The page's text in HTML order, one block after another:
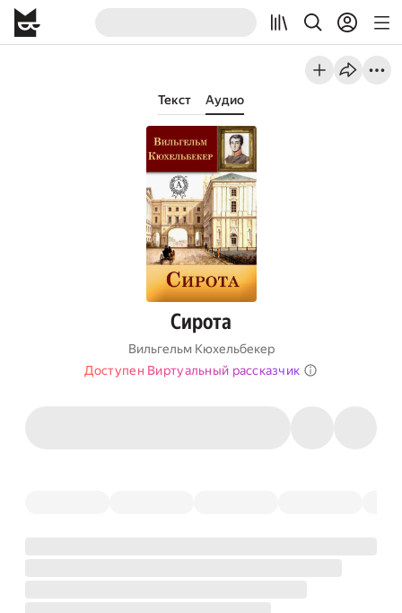
Текст Аудио
Сирота
Вильгельм Кюхельбекер
Доступен Виртуальный рассказчик